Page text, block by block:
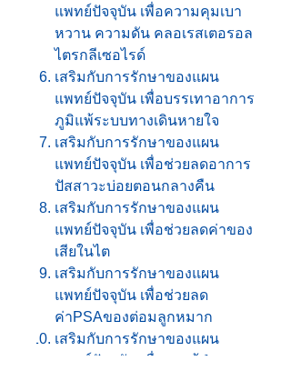
แพทย์ปัจจุบัน เพื่อความคุมเบา
หวาน ความดัน คลอเรสเตอรอล
ไตรกลีเซอไรด์
เสริมกับการรักษาของแผน
แพทย์ปัจจุบัน เพื่อบรรเทาอาการ
ภูมิแพ้ระบบทางเดินหายใจ
เสริมกับการรักษาของแผน
แพทย์ปัจจุบัน เพื่อช่วยลดอาการ
ปัสสาวะบ่อยตอนกลางคืน
เสริมกับการรักษาของแผน
แพทย์ปัจจุบัน เพื่อช่วยลดค่าของ
เสียในไต
เสริมกับการรักษาของแผน
แพทย์ปัจจุบัน เพื่อช่วยลด
ค่าPSAของต่อมลูกหมาก
เสริมกับการรักษาของแผน
แพทย์ปัจจุบัน เพื่อดูแลผู้ป่วย